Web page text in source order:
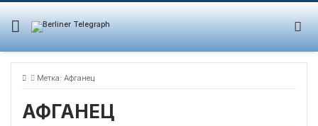
Skip
content
Метка: Афганец
АФГАНЕЦ